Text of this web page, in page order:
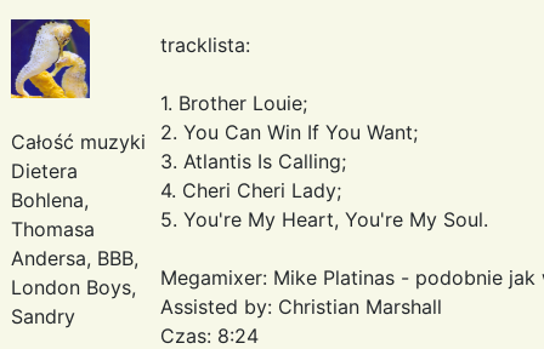
Całość muzyki
Dietera
Bohlena,
Thomasa
Andersa, BBB,
London Boys,
Sandry
tracklista:
1. Brother Louie;
2. You Can Win If You Want;
3. Atlantis Is Calling;
4. Cheri Cheri Lady;
5. You're My Heart, You're My Soul.
Megamixer: Mike Platinas - podobnie
Assisted by: Christian Marshall
Czas: 8:24